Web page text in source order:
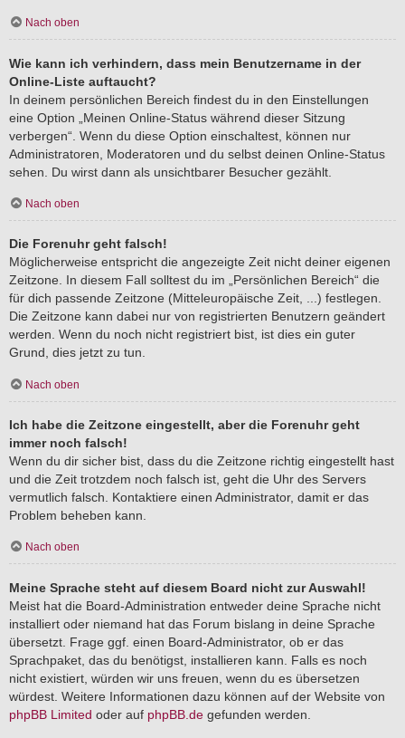
Nach oben
Wie kann ich verhindern, dass mein Benutzername in der
Online-Liste auftaucht?
In deinem persönlichen Bereich findest du in den Einstellungen
eine Option „Meinen Online-Status während dieser Sitzung
verbergen“. Wenn du diese Option einschaltest, können nur
Administratoren, Moderatoren und du selbst deinen Online-Status
sehen. Du wirst dann als unsichtbarer Besucher gezählt.
Nach oben
Die Forenuhr geht falsch!
Möglicherweise entspricht die angezeigte Zeit nicht deiner eigenen
Zeitzone. In diesem Fall solltest du im „Persönlichen Bereich“ die
für dich passende Zeitzone (Mitteleuropäische Zeit, ...) festlegen.
Die Zeitzone kann dabei nur von registrierten Benutzern geändert
werden. Wenn du noch nicht registriert bist, ist dies ein guter
Grund, dies jetzt zu tun.
Nach oben
Ich habe die Zeitzone eingestellt, aber die Forenuhr geht
immer noch falsch!
Wenn du dir sicher bist, dass du die Zeitzone richtig eingestellt hast
und die Zeit trotzdem noch falsch ist, geht die Uhr des Servers
vermutlich falsch. Kontaktiere einen Administrator, damit er das
Problem beheben kann.
Nach oben
Meine Sprache steht auf diesem Board nicht zur Auswahl!
Meist hat die Board-Administration entweder deine Sprache nicht
installiert oder niemand hat das Forum bislang in deine Sprache
übersetzt. Frage ggf. einen Board-Administrator, ob er das
Sprachpaket, das du benötigst, installieren kann. Falls es noch
nicht existiert, würden wir uns freuen, wenn du es übersetzen
würdest. Weitere Informationen dazu können auf der Website von
phpBB Limited oder auf phpBB.de gefunden werden.